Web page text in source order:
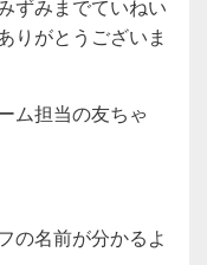
ずみまでていねい
りがとうございま
ム担当の友ちゃ
の名前が分かるよ